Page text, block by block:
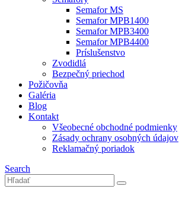
Semafor MS
Semafor MPB1400
Semafor MPB3400
Semafor MPB4400
Príslušenstvo
Zvodidlá
Bezpečný priechod
Požičovňa
Galéria
Blog
Kontakt
Všeobecné obchodné podmienky
Zásady ochrany osobných údajov
Reklamačný poriadok
Search